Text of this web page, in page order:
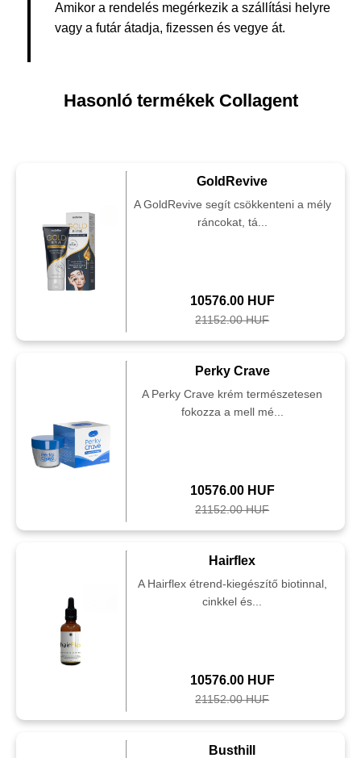
Amikor a rendelés megérkezik a szállítási helyre
vagy a futár átadja, fizessen és vegye át.
Hasonló termékek Collagent
GoldRevive
A GoldRevive segít csökkenteni a mély
ráncokat, tá...
10576.00 HUF
21152.00 HUF
Perky Crave
A Perky Crave krém természetesen
fokozza a mell mé...
10576.00 HUF
21152.00 HUF
Hairflex
A Hairflex étrend-kiegészítő biotinnal,
cinkkel és...
10576.00 HUF
21152.00 HUF
Busthill